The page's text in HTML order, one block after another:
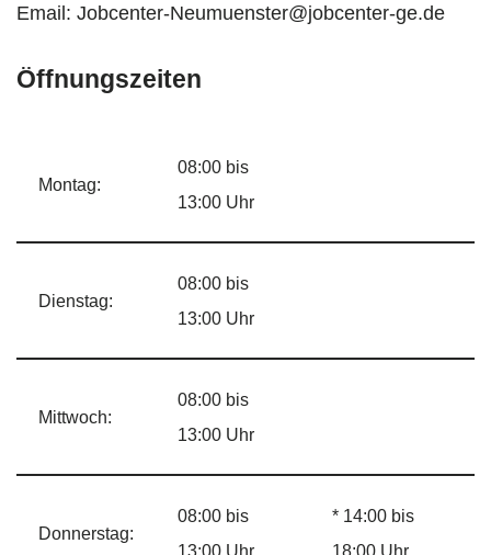
Email: Jobcenter-Neumuenster@jobcenter-ge.de
Öffnungszeiten
Montag:
08:00 bis
13:00 Uhr
Dienstag:
08:00 bis
13:00 Uhr
Mittwoch:
08:00 bis
13:00 Uhr
Donnerstag:
08:00 bis
13:00 Uhr
* 14:00 bis
18:00 Uhr